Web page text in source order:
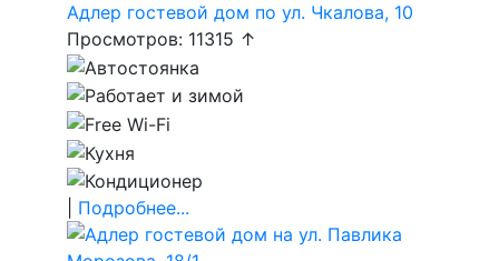
Адлер гостевой дом по ул. Чкалова, 10
Просмотров: 11315 ↑
Подробнее...